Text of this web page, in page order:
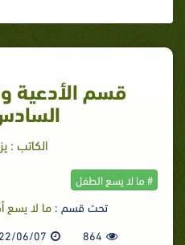
قسم الأدعية
الكاتب :
# ما لا يسع الطفل
تحت قسم :ما لا يسع
864
06/07